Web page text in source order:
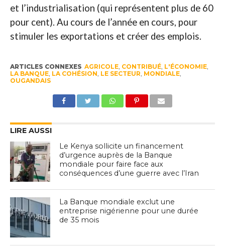
et l’industrialisation (qui représentent plus de 60
pour cent). Au cours de l’année en cours, pour
stimuler les exportations et créer des emplois.
ARTICLES CONNEXES AGRICOLE, CONTRIBUÉ, L'ÉCONOMIE,
LA BANQUE, LA COHÉSION LE SECTEUR MONDIALE,
OUGANDAIS
LIRE AUSSI
Le Kenya sollicite un financement
d’urgence auprès de la Banque
mondiale pour faire face aux
conséquences d’une guerre avec l’Iran
La Banque mondiale exclut une
entreprise nigérienne pour une durée
de 35 mois